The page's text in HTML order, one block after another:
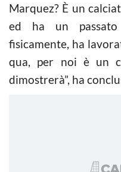
Marquez? È un
ed ha un passato
fisicamente, ha
qua, per noi è un
dimostrerà”, ha